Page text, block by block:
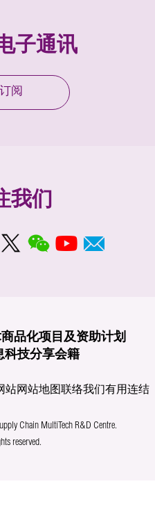
子通讯
订阅
我们
品化项目及资助计划
科技分享会籍
站网站地图联络我们有用连结
Chain MultiTech R&D Centre.
reserved.